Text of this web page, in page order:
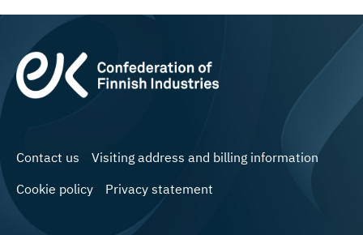
Contact us
Visiting address and billing information
Cookie policy
Privacy statement